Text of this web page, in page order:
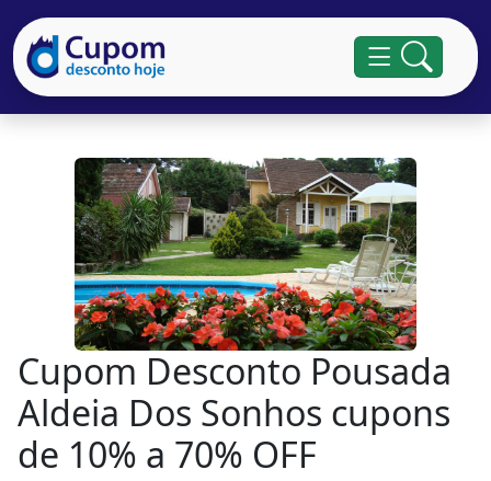
Cupom Desconto Pousada
Aldeia Dos Sonhos cupons
de 10% a 70% OFF